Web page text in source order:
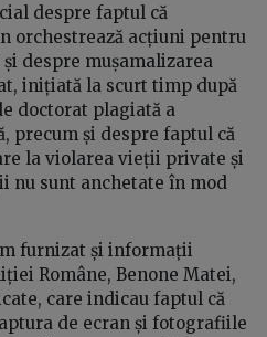
despre faptul că
orchestrează acțiuni pentru
despre mușamalizarea
inițiată la scurt timp după
doctorat plagiată a
precum și despre faptul că
la violarea vieții private și
nu sunt anchetate în mod
furnizat și informații
Române, Benone Matei,
care indicau faptul că
de ecran și fotografiile